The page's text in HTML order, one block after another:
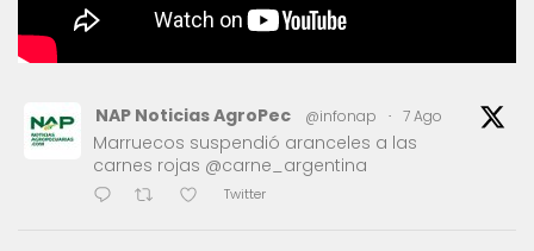
NAP Noticias AgroPec @infonap · 7 Ago
Marruecos suspendió aranceles a las
carnes rojas @carne_argentina
Twitter